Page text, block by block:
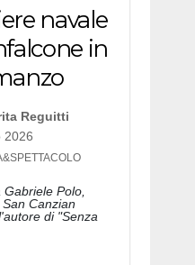
navale
in
Reguitti
2026
Polo,
Canzian
di "Senza